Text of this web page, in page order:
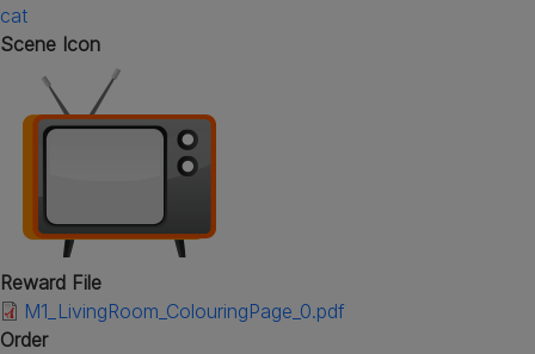
cat
Scene Icon
Reward File
M1_LivingRoom_ColouringPage_0.pdf
Order